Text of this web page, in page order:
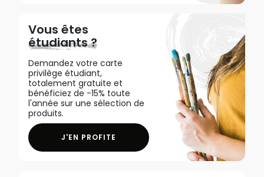
Vous êtes
étudiants ?
Demandez votre carte
privilège étudiant,
totalement gratuite et
bénéficiez de -15% toute
l'année sur une sélection de
produits.
J'EN PROFITE